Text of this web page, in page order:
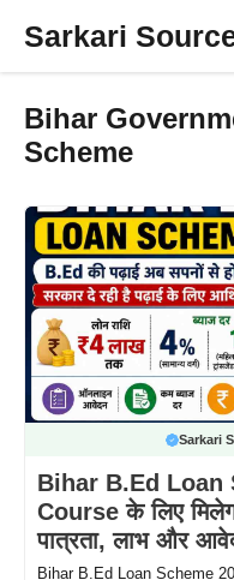
Sarkari
Bihar
Scheme
Sarkari
Bihar B.Ed Loan
Course के लिए
पात्रता, लाभ और
Bihar B.Ed Loan Scheme